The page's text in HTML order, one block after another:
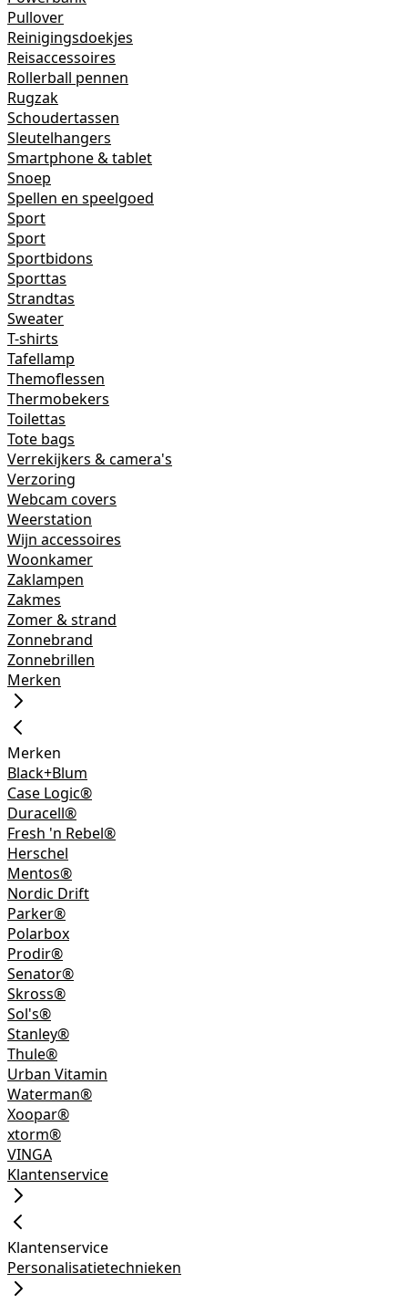
Pullover
Reinigingsdoekjes
Reisaccessoires
Rollerball pennen
Rugzak
Schoudertassen
Sleutelhangers
Smartphone & tablet
Snoep
Spellen en speelgoed
Sport
Sport
Sportbidons
Sporttas
Strandtas
Sweater
T-shirts
Tafellamp
Themoflessen
Thermobekers
Toilettas
Tote bags
Verrekijkers & camera's
Verzoring
Webcam covers
Weerstation
Wijn accessoires
Woonkamer
Zaklampen
Zakmes
Zomer & strand
Zonnebrand
Zonnebrillen
Merken
Merken
Black+Blum
Case Logic®
Duracell®
Fresh 'n Rebel®
Herschel
Mentos®
Nordic Drift
Parker®
Polarbox
Prodir®
Senator®
Skross®
Sol's®
Stanley®
Thule®
Urban Vitamin
Waterman®
Xoopar®
xtorm®
VINGA
Klantenservice
Klantenservice
Personalisatietechnieken